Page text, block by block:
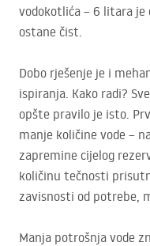
vodokotlića – 6 litara je
ostane čist.
Dobo rješenje je i
ispiranja. Kako radi?
opšte pravilo je isto.
manje količine vode –
zapremine cijelog
količinu tečnosti
zavisnosti od potrebe,
Manja potrošnja vode